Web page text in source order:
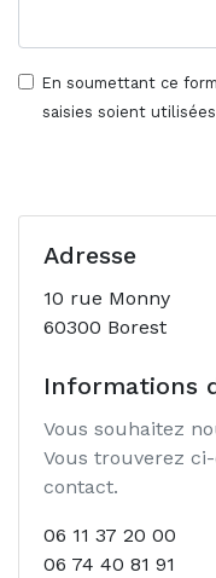
En soumettant ce
saisies soient
Adresse
10 rue Monny
60300 Borest
Informations
Vous souhaitez
Vous trouverez
contact.
06 11 37 20 00
06 74 40 81 91